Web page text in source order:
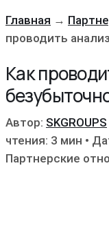
Главная →
проводить
Как
Автор: SKGROUPS
чтения: 3 мин •
Партнерские